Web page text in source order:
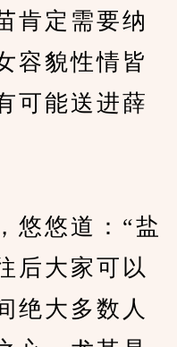
肯定需要纳
容貌性情皆
可能送进薛
悠道：“盐
后大家可以
绝大多数人